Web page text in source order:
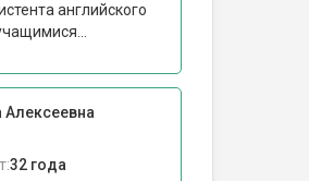
английского
Алексеевна
32 года